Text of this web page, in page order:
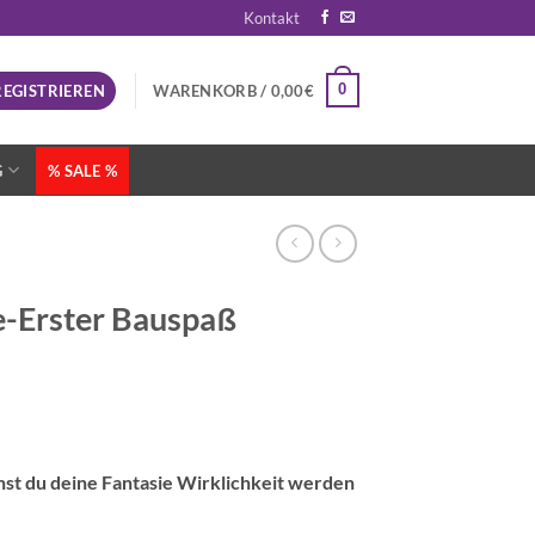
Kontakt
WARENKORB / 0,00€ 0
% SALE %
Erster Bauspaß
du deine Fantasie Wirklichkeit werden